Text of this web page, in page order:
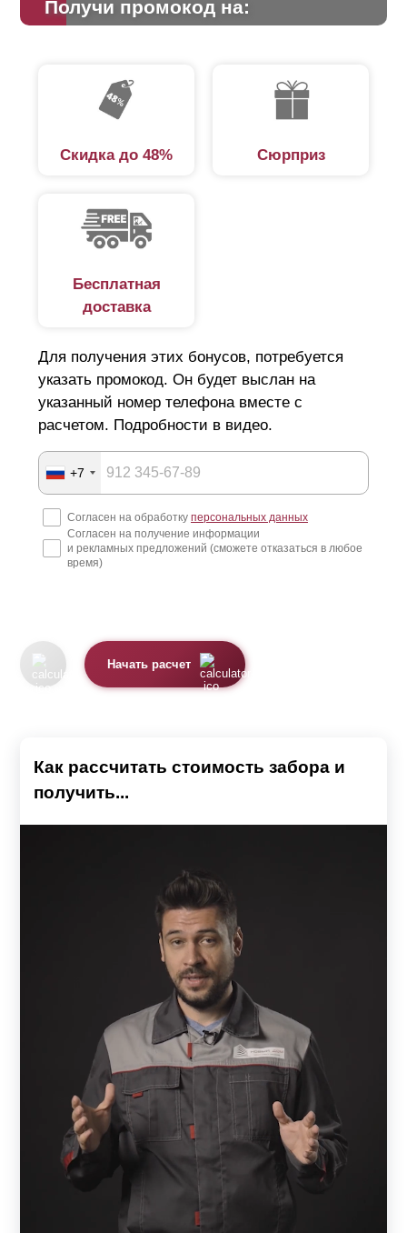
Получи промокод на:
Скидка до 48% Сюрприз
Бесплатная
доставка
Для получения этих бонусов, потребуется
указать промокод. Он будет выслан на
указанный номер телефона вместе с
расчетом. Подробности в видео.
+7
Согласен на обработку персональных данных
Согласен на получение информации
и рекламных предложений (сможете отказаться в любое
время)
Начать расчет
Как рассчитать стоимость забора и
получить...